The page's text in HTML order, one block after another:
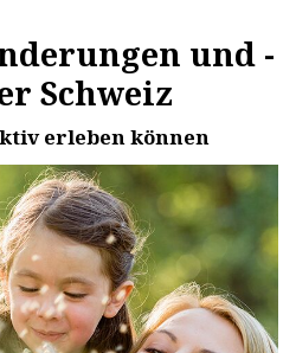
und -
Schweiz
erleben können